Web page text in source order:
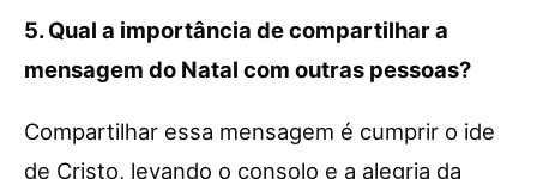
5. Qual a importância de compartilhar a
mensagem do Natal com outras pessoas?
Compartilhar essa mensagem é cumprir o ide
de Cristo, levando o consolo e a alegria da